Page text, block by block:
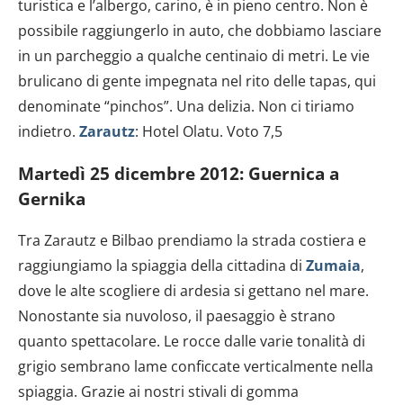
turistica e l’albergo, carino, è in pieno centro. Non è
possibile raggiungerlo in auto, che dobbiamo lasciare
in un parcheggio a qualche centinaio di metri. Le vie
brulicano di gente impegnata nel rito delle tapas, qui
denominate “pinchos”. Una delizia. Non ci tiriamo
indietro. Zarautz: Hotel Olatu. Voto 7,5
Martedì 25 dicembre 2012: Guernica a
Gernika
Tra Zarautz e Bilbao prendiamo la strada costiera e
raggiungiamo la spiaggia della cittadina di Zumaia,
dove le alte scogliere di ardesia si gettano nel mare.
Nonostante sia nuvoloso, il paesaggio è strano
quanto spettacolare. Le rocce dalle varie tonalità di
grigio sembrano lame conficcate verticalmente nella
spiaggia. Grazie ai nostri stivali di gomma